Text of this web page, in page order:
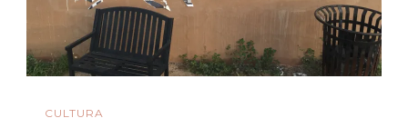
CULTURA